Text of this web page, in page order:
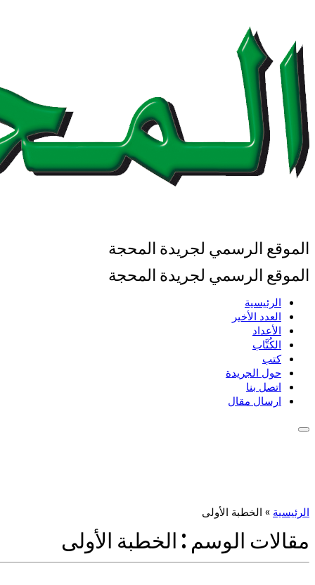
الموقع الرسمي لجريدة المحجة
الموقع الرسمي لجريدة المحجة
الرئيسية
العدد الأخير
الأعداد
الكُتَّاب
كتب
حول الجريدة
اتصل بنا
ارسال مقال
الرئيسية » الخطبة الأولى
مقالات الوسم : الخطبة الأولى